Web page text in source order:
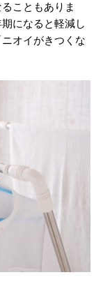
こともありま
になると軽減し
オイがきつくな